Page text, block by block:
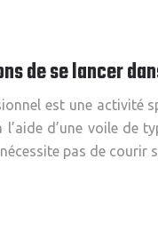
de se lancer
est une activité
d’une voile de
pas de courir